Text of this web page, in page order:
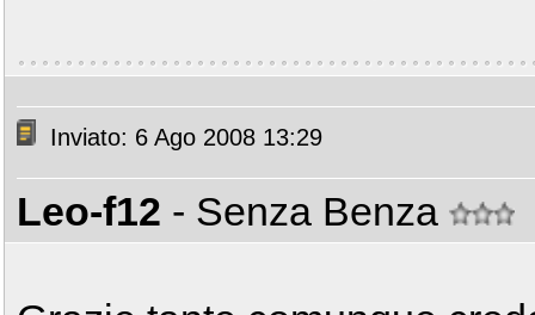
Inviato: 6 Ago 2008 13:29
Leo-f12 - Senza Benza